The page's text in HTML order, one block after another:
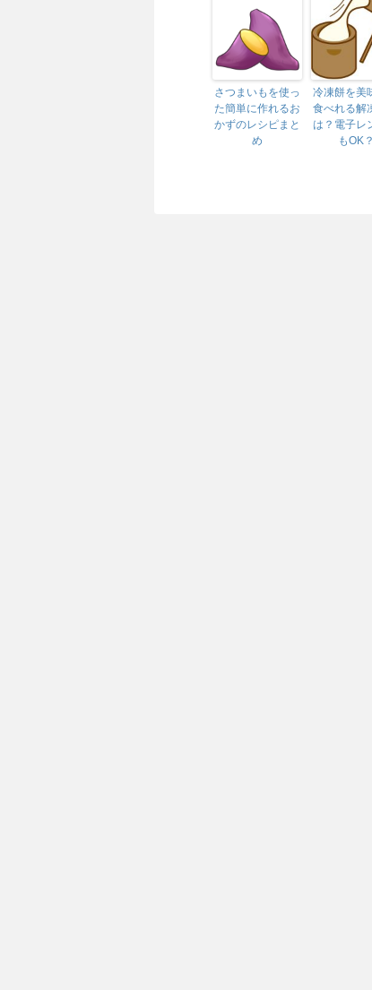
さつまいもを使っ
た簡単に作れるお
かずのレシピまと
め
冷凍餅を美
食べれる解
は？電子レ
もOK？